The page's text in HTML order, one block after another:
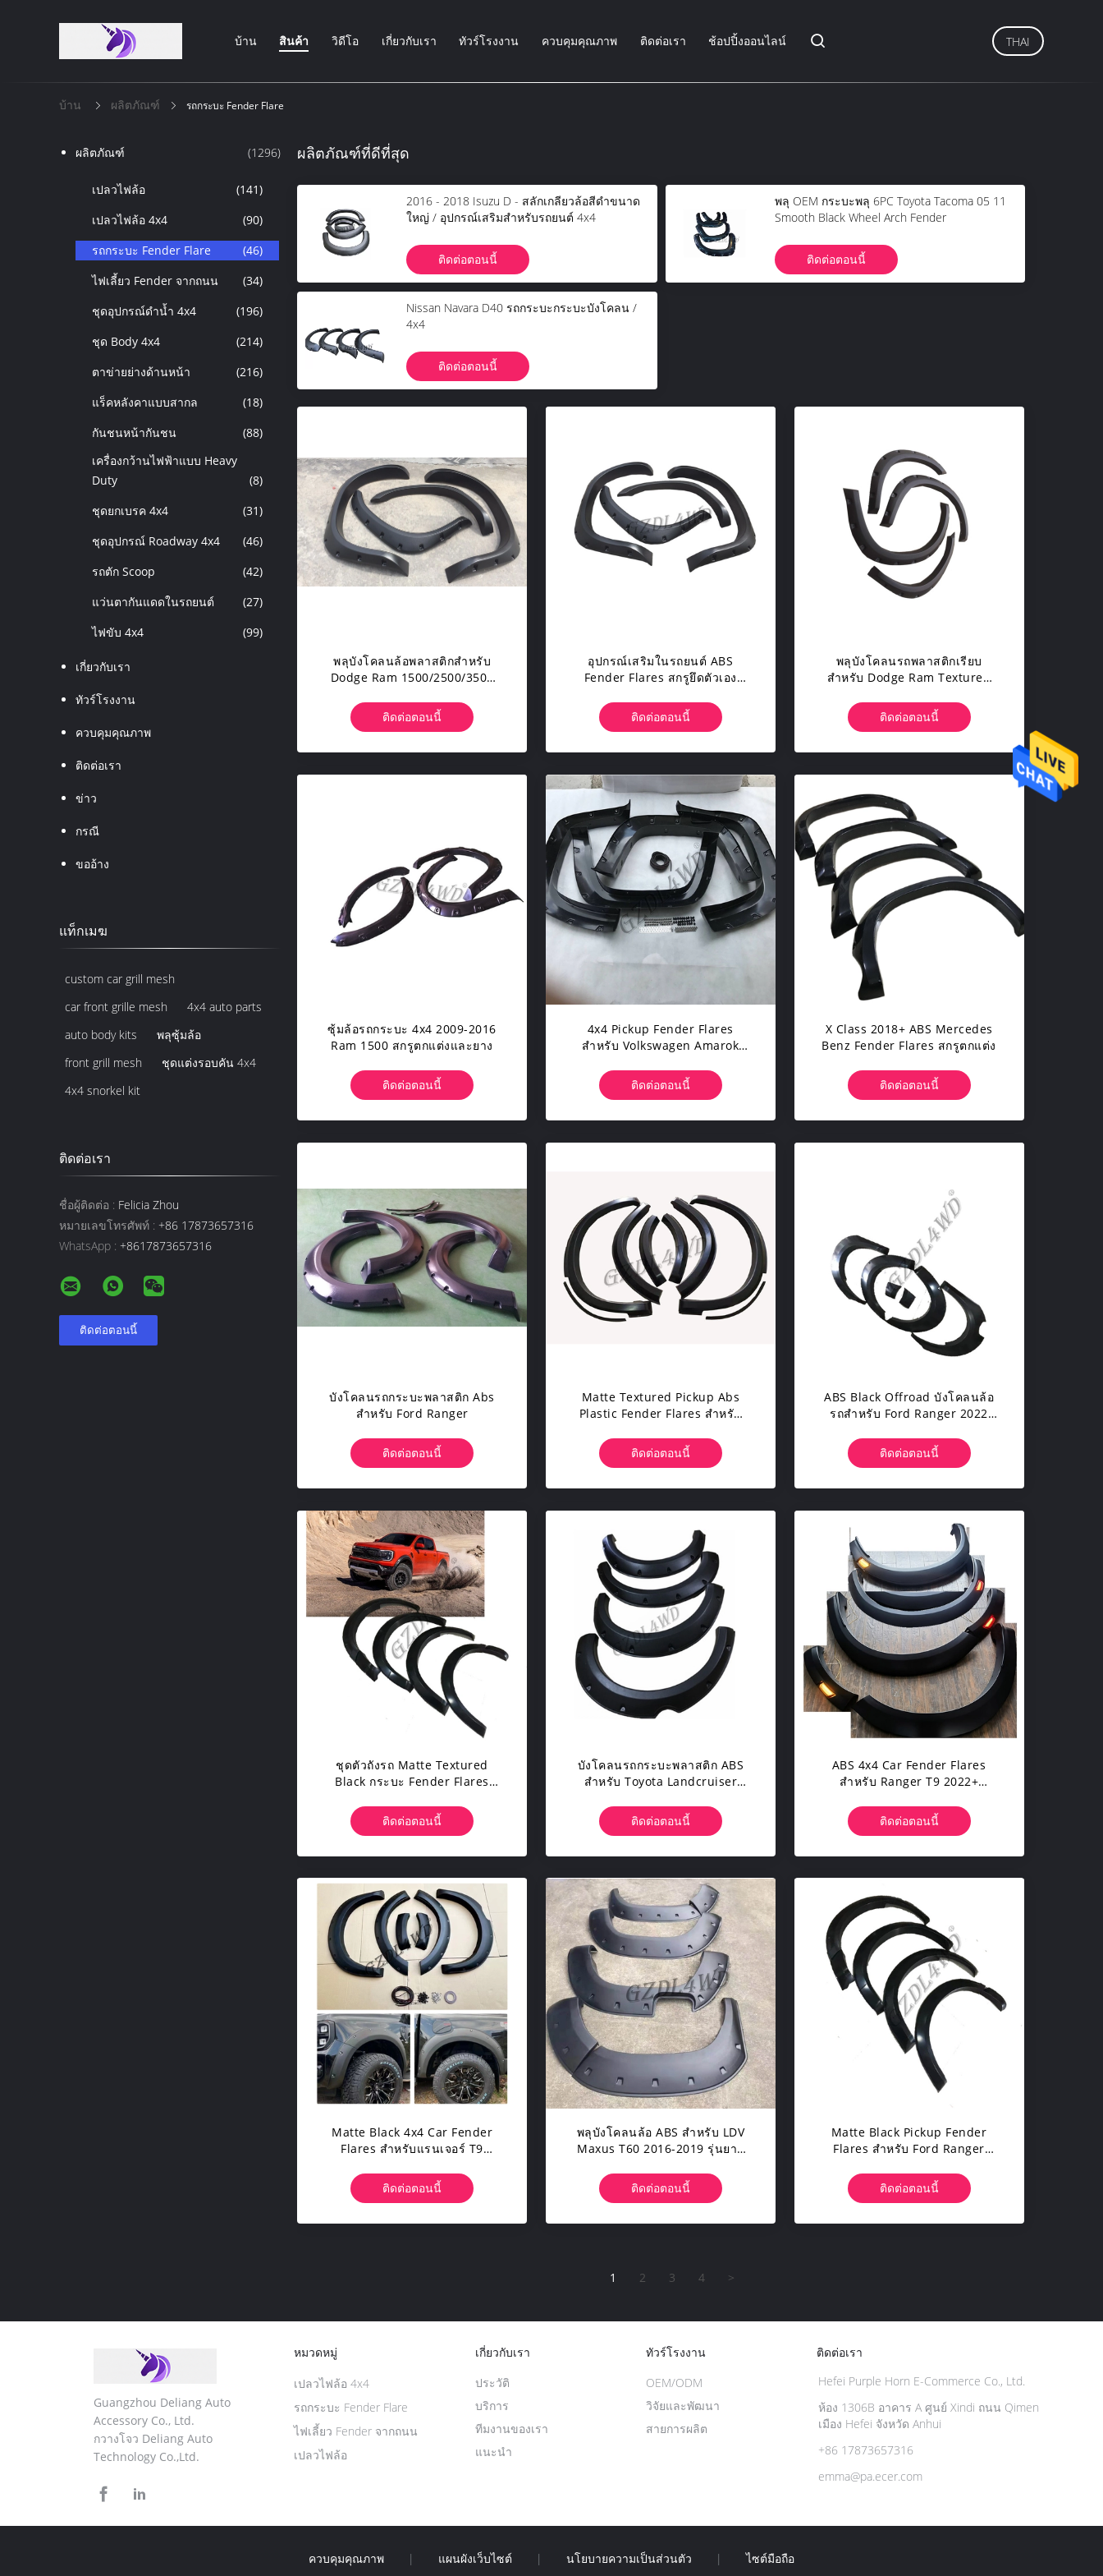
บ้าน สินค้า วิดีโอ เกี่ยวกับเรา ทัวร์โรงงาน ควบคุมคุณภาพ ติดต่อเรา ช้อปปิ้งออนไลน์ THAI
บ้าน ผลิตภัณฑ์ รถกระบะ Fender Flare
ผลิตภัณฑ์ (1296)
เปลวไฟล้อ
(141)
เปลวไฟล้อ 4x4
(90)
รถกระบะ Fender Flare
(46)
ไฟเลี้ยว Fender จากถนน
(34)
ชุดอุปกรณ์ดำน้ำ 4x4
(196)
ชุด Body 4x4
(214)
ตาข่ายย่างด้านหน้า
(216)
แร็คหลังคาแบบสากล
(18)
กันชนหน้ากันชน
(88)
เครื่องกว้านไฟฟ้าแบบ Heavy
Duty
(8)
ชุดยกเบรค 4x4
(31)
ชุดอุปกรณ์ Roadway 4x4
(46)
รถตัก Scoop
(42)
แว่นตากันแดดในรถยนต์
(27)
ไฟขับ 4x4
(99)
เกี่ยวกับเรา
ทัวร์โรงงาน
ควบคุมคุณภาพ
ติดต่อเรา
ข่าว
กรณี
ขออ้าง
แท็กเมฆ
custom car grill mesh
car front grille mesh
4x4 auto parts
auto body kits
พลุซุ้มล้อ
front grill mesh
ชุดแต่งรอบคัน 4x4
4x4 snorkel kit
ติดต่อเรา
ชื่อผู้ติดต่อ : Felicia Zhou
หมายเลขโทรศัพท์ : +86 17873657316
WhatsApp : +8617873657316
ผลิตภัณฑ์ที่ดีที่สุด
2016 - 2018 Isuzu D - สลักเกลียวล้อสีดำขนาด
ใหญ่ / อุปกรณ์เสริมสำหรับรถยนต์ 4x4
ติดต่อตอนนี้
พลุ OEM กระบะพลุ 6PC Toyota Tacoma 05 11
Smooth Black Wheel Arch Fender
ติดต่อตอนนี้
Nissan Navara D40 รถกระบะกระบะบังโคลน /
4x4
ติดต่อตอนนี้
พลุบังโคลนล้อพลาสติกสำหรับ
Dodge Ram 1500/2500/3500
ติดต่อตอนนี้
อุปกรณ์เสริมในรถยนต์ ABS
Fender Flares สกรูยึดตัวเอง
ติดต่อตอนนี้
พลุบังโคลนรถพลาสติกเรียบ
สำหรับ Dodge Ram Textured
ติดต่อตอนนี้
ซุ้มล้อรถกระบะ 4x4 2009-2016
Ram 1500 สกรูตกแต่งและยาง
ติดต่อตอนนี้
4x4 Pickup Fender Flares
สำหรับ Volkswagen Amarok
ติดต่อตอนนี้
X Class 2018+ ABS Mercedes
Benz Fender Flares สกรูตกแต่ง
ติดต่อตอนนี้
บังโคลนรถกระบะพลาสติก Abs
สำหรับ Ford Ranger
ติดต่อตอนนี้
Matte Textured Pickup Abs
Plastic Fender Flares สำหรับ
ติดต่อตอนนี้
ABS Black Offroad บังโคลนล้อ
รถสำหรับ Ford Ranger 2022
ติดต่อตอนนี้
ชุดตัวถังรถ Matte Textured
Black กระบะ Fender Flares
ติดต่อตอนนี้
บังโคลนรถกระบะพลาสติก ABS
สำหรับ Toyota Landcruiser
ติดต่อตอนนี้
ABS 4x4 Car Fender Flares
สำหรับ Ranger T9 2022+
ติดต่อตอนนี้
Matte Black 4x4 Car Fender
Flares สำหรับแรนเจอร์ T9
Arch Flares
ติดต่อตอนนี้
พลุบังโคลนล้อ ABS สำหรับ LDV
Maxus T60 2016-2019 รุ่นยาว
ติดต่อตอนนี้
Matte Black Pickup Fender
Flares สำหรับ Ford Ranger
ติดต่อตอนนี้
1 2 3 4 >
Guangzhou Deliang Auto
Accessory Co., Ltd.
กวางโจว Deliang Auto
Technology Co.,Ltd.
หมวดหมู่
เปลวไฟล้อ
เปลวไฟล้อ 4x4
รถกระบะ Fender Flare
ไฟเลี้ยว Fender จากถนน
เกี่ยวกับเรา
แนะนำ
ประวัติ
บริการ
ทีมงานของเรา
ทัวร์โรงงาน
สายการผลิต
OEM/ODM
วิจัยและพัฒนา
ติดต่อเรา
Hefei Purple Horn E-Commerce Co., Ltd.
ห้อง 1306B อาคาร A ศูนย์ Xindi ถนน Qimen
เมือง Hefei จังหวัด Anhui
+86 17873657316
emma@pa.ecer.com
ควบคุมคุณภาพ | แผนผังเว็บไซต์ | นโยบายความเป็นส่วนตัว | ไซต์มือถือ